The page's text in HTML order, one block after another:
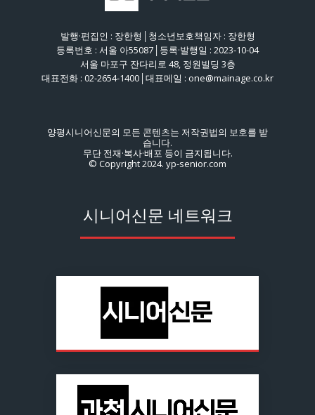
발행·편집인 : 장한형│청소년보호책임자 : 장한형
등록번호 : 서울 아55087│등록·발행일 : 2023-10-04
서울 마포구 잔다리로 48, 정원빌딩 3층
대표전화 : 02-2654-1400│대표메일 : one@mainage.co.kr
양평시니어신문의 모든 콘텐츠는 저작권법의 보호를 받
습니다.
무단 전재·복사·배포 등이 금지됩니다.
© Copyright 2024. yp-senior.com
시니어신문 네트워크